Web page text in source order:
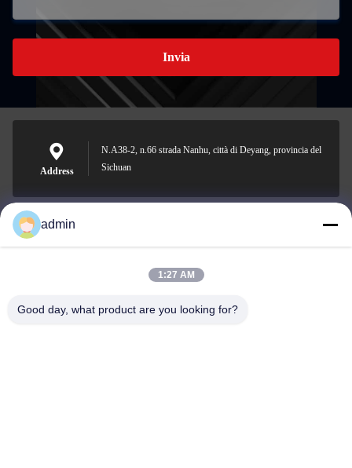
Invia
Address
N.A38-2, n.66 strada Nanhu, città di Deyang, provincia del
Sichuan
Nero@enlaibio.com
admin
1:27 AM
Good day, what product are you looking for?